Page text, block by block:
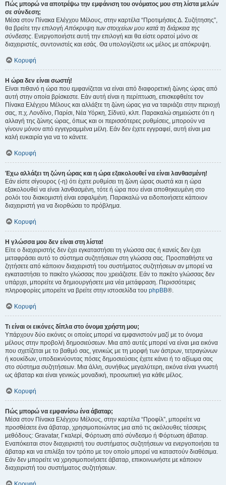
Πώς μπορώ να αποτρέψω την εμφάνιση του ονόματος μου στη λίστα μελών
σε σύνδεση;
Μέσα στον Πίνακα Ελέγχου Μέλους, στην καρτέλα “Προτιμήσεις Δ. Συζήτησης”,
θα βρείτε την επιλογήΑπόκρυψη των στοιχείων μου κατά τη διάρκεια της
σύνδεσης. Ενεργοποιήστε αυτή την επιλογή και θα είστε ορατοί μόνο σε
διαχειριστές, συντονιστές και εσάς. Θα υπολογίζεστε ως μέλος με απόκρυψη.
Κορυφή
Η ώρα δεν είναι σωστή!
Είναι πιθανό η ώρα που εμφανίζεται να είναι από διαφορετική ζώνης ώρας από
αυτή στην οποία βρίσκεστε. Εάν αυτή είναι η περίπτωση, επισκεφθείτε τον
Πίνακα Ελέγχου Μέλους και αλλάξτε τη ζώνη ώρας για να ταιριάζει στην περιοχή
σας, π.χ. Λονδίνο, Παρίσι, Νέα Υόρκη, Σίδνεϋ, κλπ. Παρακαλώ σημειώστε ότι η
αλλαγή της ζώνης ώρας, όπως και οι περισσότερες ρυθμίσεις, μπορούν να
γίνουν μόνον από εγγεγραμμένα μέλη. Εάν δεν έχετε εγγραφεί, αυτή είναι μια
καλή ευκαιρία για να το κάνετε.
Κορυφή
Έχω αλλάξει τη ζώνη ώρας και η ώρα εξακολουθεί να είναι λανθασμένη!
Εάν είστε σίγουρος (-η) ότι έχετε ρυθμίσει τη ζώνη ώρας σωστά και η ώρα
εξακολουθεί να είναι λανθασμένη, τότε ή ώρα που είναι αποθηκευμένη στο
ρολόι του διακομιστή είναι εσφαλμένη. Παρακαλώ να ειδοποιήσετε κάποιον
διαχειριστή για να διορθώσει το πρόβλημα.
Κορυφή
Η γλώσσα μου δεν είναι στη λίστα!
Είτε ο διαχειριστής δεν έχει εγκαταστήσει τη γλώσσα σας ή κανείς δεν έχει
μεταφράσει αυτό το σύστημα συζητήσεων στη γλώσσα σας. Προσπαθήστε να
ζητήσετε από κάποιον διαχειριστή του συστήματος συζητήσεων αν μπορεί να
εγκαταστήσει το πακέτο γλώσσας που χρειάζεστε. Εάν το πακέτο γλώσσας δεν
υπάρχει, μπορείτε να δημιουργήσετε μια νέα μετάφραση. Περισσότερες
πληροφορίες μπορείτε να βρείτε στην ιστοσελίδα του phpBB®.
Κορυφή
Τι είναι οι εικόνες δίπλα στο όνομα χρήστη μου;
Υπάρχουν δύο εικόνες οι οποίες μπορεί να εμφανιστούν μαζί με το όνομα
μέλους στην προβολή δημοσιεύσεων. Μια από αυτές μπορεί να είναι μια εικόνα
που σχετίζεται με το βαθμό σας, γενικώς με τη μορφή των άστρων, τετραγώνων
ή κουκίδων, υποδεικνύοντας πόσες δημοσιεύσεις έχετε κάνει ή το αξίωμα σας
στο σύστημα συζητήσεων. Μια άλλη, συνήθως μεγαλύτερη, εικόνα είναι γνωστή
ως άβαταρ και είναι γενικώς μοναδική, προσωπική για κάθε μέλος.
Κορυφή
Πώς μπορώ να εμφανίσω ένα άβαταρ;
Μέσα στον Πίνακα Ελέγχου Μέλους, στην καρτέλα “Προφίλ”, μπορείτε να
προσθέσετε ένα άβαταρ, χρησιμοποιώντας μια από τις ακόλουθες τέσσερις
μεθόδους: Gravatar, Γκαλερί, Φόρτωση από σύνδεσμο ή Φόρτωση άβαταρ.
Εναπόκειται στον διαχειριστή του συστήματος συζητήσεων να ενεργοποιήσει τα
άβαταρ και να επιλέξει τον τρόπο με τον οποίο μπορεί να καταστούν διαθέσιμα.
Εάν δεν μπορείτε να χρησιμοποιήσετε άβαταρ, επικοινωνήστε με κάποιον
διαχειριστή του συστήματος συζητήσεων.